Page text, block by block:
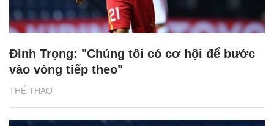
THỂ THAO
Đình Trọng: "Chúng tôi có cơ hội để bước
vào vòng tiếp theo"